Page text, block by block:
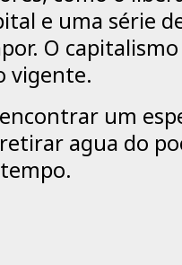
e uma série
O
vigente.
um
agua do